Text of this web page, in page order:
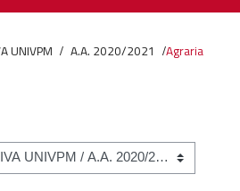
UNIVPM A.A. 2020/2021 Agraria